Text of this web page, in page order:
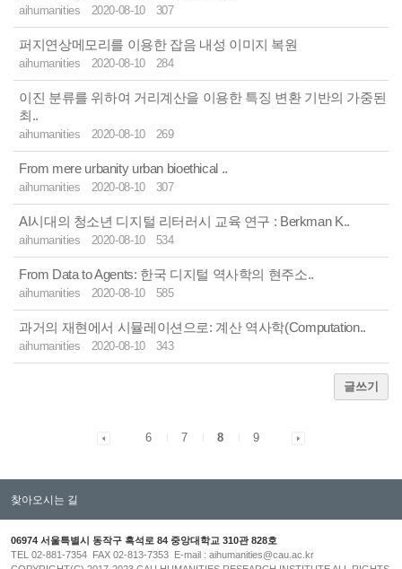
aihumanities 2020-08-10 307
퍼지연상메모리를 이용한 잡음 내성 이미지 복원
aihumanities 2020-08-10 284
이진 분류를 위하여 거리계산을 이용한 특징 변환 기반의 가중된
최..
aihumanities 2020-08-10 269
From mere urbanity urban bioethical ..
aihumanities 2020-08-10 307
AI시대의 청소년 디지털 리터러시 교육 연구 : Berkman K..
aihumanities 2020-08-10 534
From Data to Agents: 한국 디지털 역사학의 현주소..
aihumanities 2020-08-10 585
과거의 재현에서 시뮬레이션으로: 계산 역사학(Computation..
aihumanities 2020-08-10 343
글쓰기
6 7 8 9
찾아오시는 길
06974 서울특별시 동작구 흑석로 84 중앙대학교 310관 828호
TEL 02-881-7354 FAX 02-813-7353 E-mail : aihumanities@cau.ac.kr